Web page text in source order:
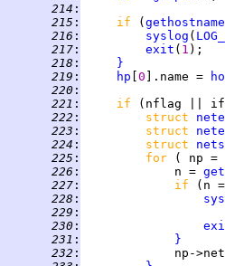
214 :
215 : if ( gethostname
216 : syslog (
217 : exit ( 1
218 :
}
219 : hp 0 ].name =
220 :
221 : if
(nflag ||
222 : struct
223 : struct
224 : struct nets
225 : for
( np =
226 :
             n =
227 : if
(n
228 :
229 :
230 :
231 :
}
232 :